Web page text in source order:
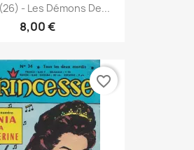
- Les Démons De...
8,00 €
favorite_border